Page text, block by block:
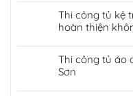
Thi công tủ kệ
hoàn thiện
Thi công tủ áo
Sơn